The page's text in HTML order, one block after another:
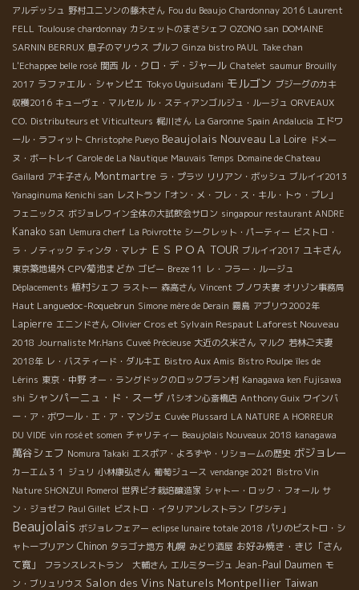
アルデッシュ 野村ユニソンの藤木さん Fou du Beaujo Chardonnay 2016 Laurent
FELL Toulouse chardonnay カシェットのまさシェフ OZONO san DOMAINE
SARNIN BERRUX 息子のマリウス プルフ Ginza bistro PAUL Take chan
L'Echappee belle rosé 関西 ル・クロ・デ・ジャール Chatelet saumur Brouilly
2017 ラファエル・シャンピエ Tokyo Uguisudani モルゴン ブジーグのカキ
収穫2016 キューヴェ・マルセル ル・スティアンゴルジュ・ルージュ ORVEAUX
CO. Distributeurs et Viticulteurs 梶川さん La Garonne Spain Andalucia エドワ
ール・ラフィット Christophe Pueyo Beaujolais Nouveau La Loire ドメー
ヌ・ボートレイ Carole de La Nautique Mauvais Temps Domaine de Chateau
Gaillard アキ子さん Montmartre ラ・プラツ リリアン・ボッシュ ブルイイ2013
Yanaginuma Kenichi san レストラン「オン・メ・フレ・ス・キル・トゥ・プレ」
フェニックス ボジョレワイン全体の大試飲会サロン singapour restaurant ANDRE
Kanako san Uemura cherf La Poivrotte シークレット・パーティー ビストロ・
ラ・ノティック ティンタ・マレナ ＥＳＰＯＡ TOUR ブルイイ2017 ユキさん
東京築地場外 CPV菊池まどか ゴビー Breze 11 レ・フラー・ルージュ
Déplacements 植村シェフ ラストー 森高さん Vincent ブノワ夫妻 オリゾン事務局
Haut Languedoc-Roquebrun Simone mère de Derain 霧島 アブリウ2002年
Lapierre エニンドさん Olivier Cros et Sylvain Respaut Laforest Nouveau
2018 Journaliste Mr.Hans Cuveé Précieuse 大近の久米さん マルク 若林ご夫妻
2018年 レ・バスティード・ダルキエ Bistro Aux Amis Bistro Poulpe îles de
Lérins 東京・中野 オー・ラングドックのロックブラン村 Kanagawa ken Fujisawa
shi シャンパーニュ・ド・スーザ パシオン心斎橋店 Anthony Guix ワインバ
ー・ア・ボワール・エ・ア・マンジェ Cuvée Plussard LA NATURE A HORREUR
DU VIDE vin rosé et somen チャリティー Beaujolais Nouveaux 2018 kanagawa
萬谷シェフ Nomura Takaki エスポア・よろずや・リショームの歴史 ボジョレー
カーエム３１ ジュリ 小林康弘さん 葡萄ジュース vendange 2021 Bistro Vin
Nature SHONZUI Pomerol 世界ビオ栽培醸造家 シャトー・ロック・フォール サ
ン・ジョゼフ Paul Gillet ビストロ・イタリアンレストラン「グシテ」
Beaujolais ボジョレフェアー eclipse lunaire totale 2018 パリのビストロ・シ
ャトーブリアン Chinon タラゴナ地方 札幌 みどり酒屋 お好み焼き・きじ「さん
て寛」
フランスレストラン 大輔さん エルミタージュ Jean-Paul Daumen モ
ン・ブリュリウス Salon des Vins Naturels Montpellier Taiwan